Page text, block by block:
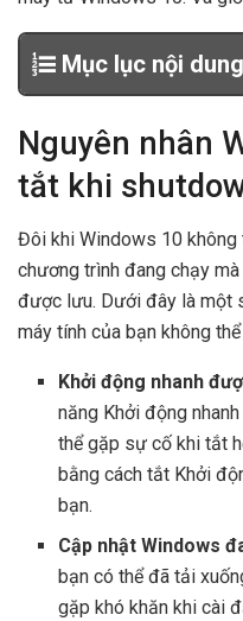
Mục lục nội dung
Nguyên nhân
tắt khi
Đôi khi Windows 10
chương trình đang chạy
được lưu. Dưới đây là một
máy tính của bạn không
Khởi động nhanh
năng Khởi động
thể gặp sự cố khi tắt
bằng cách tắt Khởi
bạn.
Cập nhật Windows
bạn có thể đã tải
gặp khó khăn khi cài